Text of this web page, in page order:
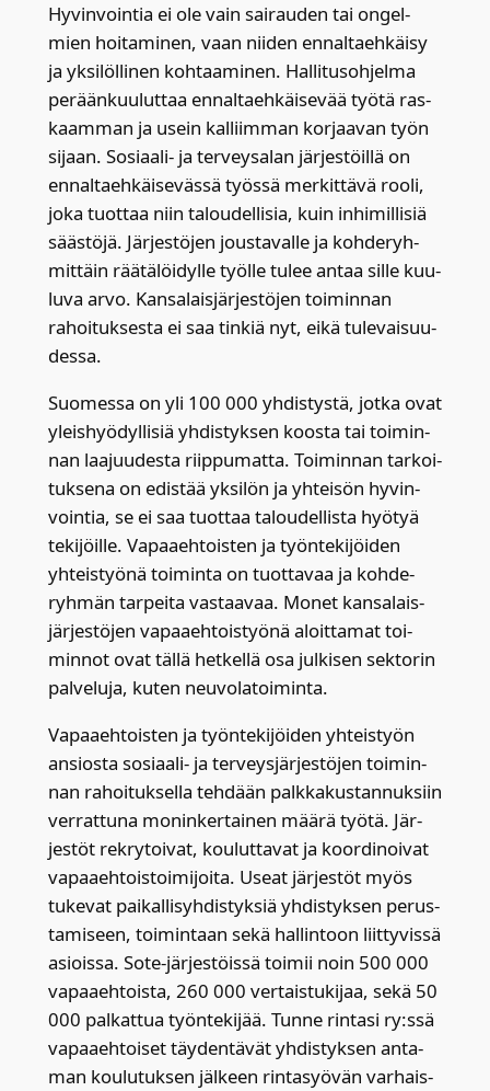
Hyvin­voin­tia ei ole vain sai­rau­den tai ongel­
mien hoi­ta­mi­nen, vaan nii­den ennal­taeh­käi­sy
ja yksi­löl­li­nen koh­taa­mi­nen. Hal­li­tus­oh­jel­ma
perään­kuu­lut­taa ennal­taeh­käi­se­vää työ­tä ras­
kaam­man ja usein kal­liim­man kor­jaa­van työn
sijaan. Sosi­aa­li- ja ter­vey­sa­lan jär­jes­töil­lä on
ennal­taeh­käi­se­väs­sä työs­sä mer­kit­tä­vä roo­li,
joka tuot­taa niin talou­del­li­sia, kuin inhi­mil­li­siä
sääs­tö­jä. Jär­jes­tö­jen jous­ta­val­le ja koh­de­ryh­
mit­täin rää­tä­löi­dyl­le työl­le tulee antaa sil­le kuu­
lu­va arvo. Kan­sa­lais­jär­jes­tö­jen toi­min­nan
rahoi­tuk­ses­ta ei saa tin­kiä nyt, eikä tule­vai­suu­
des­sa.
Suo­mes­sa on yli 100 000 yhdis­tys­tä, jot­ka ovat
yleis­hyö­dyl­li­siä yhdis­tyk­sen koos­ta tai toi­min­
nan laa­juu­des­ta riip­pu­mat­ta. Toi­min­nan tar­koi­
tuk­se­na on edis­tää yksi­lön ja yhtei­sön hyvin­
voin­tia, se ei saa tuot­taa talou­del­lis­ta hyö­tyä
teki­jöil­le. Vapaa­eh­tois­ten ja työn­te­ki­jöi­den
yhteis­työ­nä toi­min­ta on tuot­ta­vaa ja koh­de­
ryh­män tar­pei­ta vas­taa­vaa. Monet kan­sa­lais­
jär­jes­tö­jen vapaa­eh­tois­työ­nä aloit­ta­mat toi­
min­not ovat täl­lä het­kel­lä osa jul­ki­sen sek­to­rin
pal­ve­lu­ja, kuten neu­vo­la­toi­min­ta.
Vapaa­eh­tois­ten ja työn­te­ki­jöi­den yhteis­työn
ansios­ta sosi­aa­li- ja ter­veys­jär­jes­tö­jen toi­min­
nan rahoi­tuk­sel­la teh­dään palk­ka­kus­tan­nuk­siin
ver­rat­tu­na monin­ker­tai­nen mää­rä työ­tä. Jär­
jes­töt rek­ry­toi­vat, kou­lut­ta­vat ja koor­di­noi­vat
vapaa­eh­tois­toi­mi­joi­ta. Useat jär­jes­töt myös
tuke­vat pai­kal­li­syh­dis­tyk­siä yhdis­tyk­sen perus­
ta­mi­seen, toi­min­taan sekä hal­lin­toon liit­ty­vis­sä
asiois­sa. Sote-jär­jes­töis­sä toi­mii noin 500 000
vapaa­eh­tois­ta, 260 000 ver­tais­tu­ki­jaa, sekä 50
000 pal­kat­tua työn­te­ki­jää. Tun­ne rin­ta­si ry:ssä
vapaa­eh­toi­set täy­den­tä­vät yhdis­tyk­sen anta­
man kou­lu­tuk­sen jäl­keen rin­ta­syö­vän var­hais­